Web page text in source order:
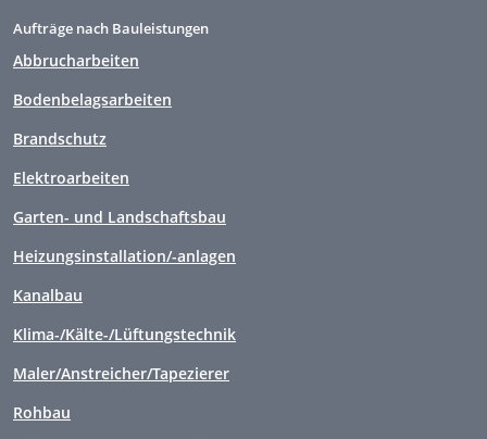
Aufträge nach Bauleistungen
Abbrucharbeiten
Bodenbelagsarbeiten
Brandschutz
Elektroarbeiten
Garten- und Landschaftsbau
Heizungsinstallation/-anlagen
Kanalbau
Klima-/Kälte-/Lüftungstechnik
Maler/Anstreicher/Tapezierer
Rohbau